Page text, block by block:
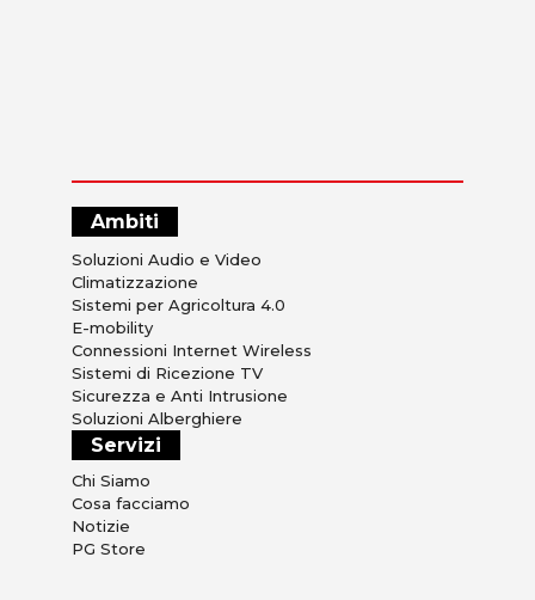
Ambiti
Soluzioni Audio e Video
Climatizzazione
Sistemi per Agricoltura 4.0
E-mobility
Connessioni Internet Wireless
Sistemi di Ricezione TV
Sicurezza e Anti Intrusione
Soluzioni Alberghiere
Servizi
Chi Siamo
Cosa facciamo
Notizie
PG Store